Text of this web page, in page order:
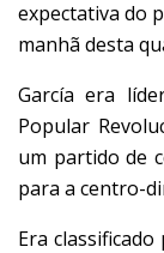
expectativa do
manhã desta
García era
Popular
um partido de
para a centro-
Era